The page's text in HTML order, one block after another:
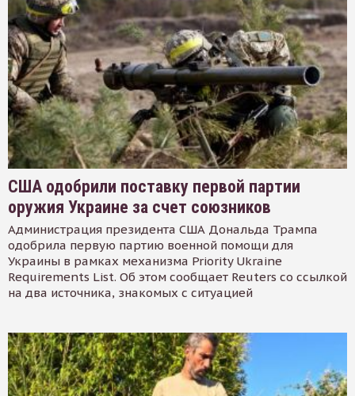
США одобрили поставку первой партии
оружия Украине за счет союзников
Администрация президента США Дональда Трампа
одобрила первую партию военной помощи для
Украины в рамках механизма Priority Ukraine
Requirements List. Об этом сообщает Reuters со ссылкой
на два источника, знакомых с ситуацией